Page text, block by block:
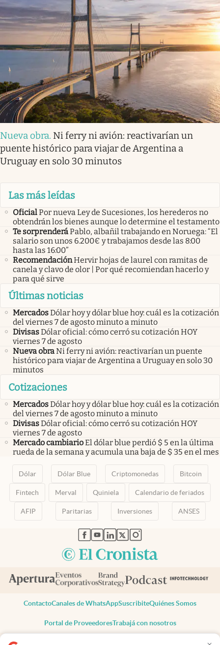
Nueva obra. Ni ferry ni avión: reactivarían un
puente histórico para viajar de Argentina a
Uruguay en solo 30 minutos
Las más leídas
OficialPor nueva Ley de Sucesiones, los herederos no
obtendrán los bienes aunque lo determine el testamento
Te sorprenderáPablo, albañil trabajando en Noruega: “El
salario son unos 6.200€ y trabajamos desde las 8:00
hasta las 16:00”
RecomendaciónHervir hojas de laurel con ramitas de
canela y clavo de olor | Por qué recomiendan hacerlo y
para qué sirve
Últimas noticias
MercadosDólar hoy y dólar blue hoy: cuál es la cotización
del viernes 7 de agosto minuto a minuto
DivisasDólar oficial: cómo cerró su cotización HOY
viernes 7 de agosto
Nueva obraNi ferry ni avión: reactivarían un puente
histórico para viajar de Argentina a Uruguay en solo 30
minutos
Cotizaciones
MercadosDólar hoy y dólar blue hoy: cuál es la cotización
del viernes 7 de agosto minuto a minuto
DivisasDólar oficial: cómo cerró su cotización HOY
viernes 7 de agosto
Mercado cambiarioEl dólar blue perdió $ 5 en la última
rueda de la semana y acumula una baja de $ 35 en el mes
Dólar Dólar Blue Criptomonedas Bitcoin
Fintech Merval Quiniela Calendario de feriados
AFIP Paritarias Inversiones ANSES
abre en nueva pestaña
abre en nueva pestaña
abre en nueva pestaña
abre en nueva pestaña
abre en nueva pestaña
ContactoCanales de WhatsAppSuscribiteQuiénes Somos
Portal de ProveedoresTrabajá con nosotros